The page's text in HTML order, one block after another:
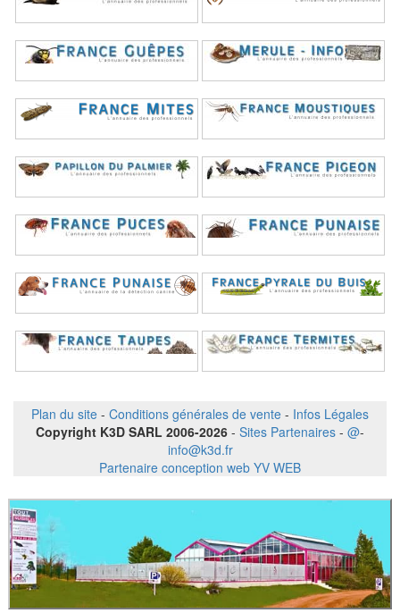
Plan du site - Conditions générales de vente - Infos Légales
Copyright K3D SARL 2006-2026 - Sites Partenaires - @-
info@k3d.fr
Partenaire conception web YV WEB